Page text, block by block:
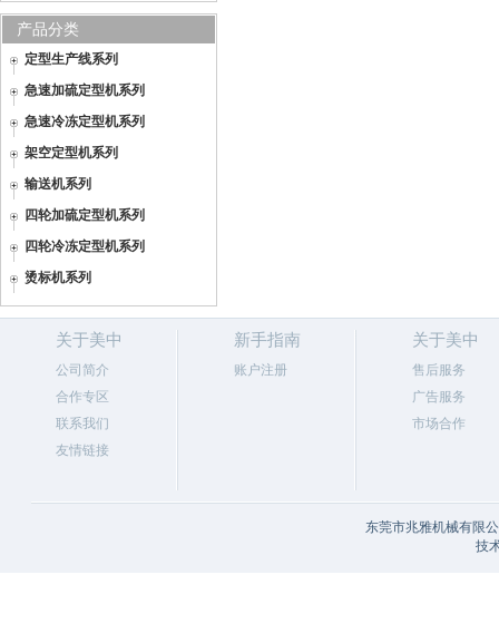
产品分类
定型生产线系列
急速加硫定型机系列
急速冷冻定型机系列
架空定型机系列
输送机系列
四轮加硫定型机系列
四轮冷冻定型机系列
烫标机系列
关于美中
公司简介
合作专区
联系我们
友情链接
新手指南
账户注册
关于美中
售后服务
广告服务
市场合作
东莞市兆雅机械有限
技